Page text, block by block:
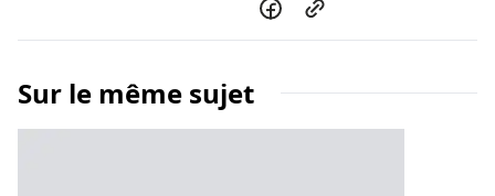
Sur le même sujet